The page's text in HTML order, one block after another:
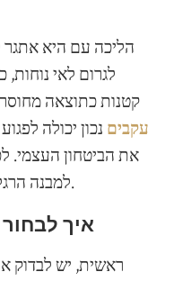
הליכה עם היא אתגר
לגרום לאי
קטנות כתוצאה
עקבים נכון יכולה
את הביטחון העצמי.
למבנה הרגל ומסוגלים לשלב בין נוחות וסטייל.
איך
ראשית, יש לבדוק